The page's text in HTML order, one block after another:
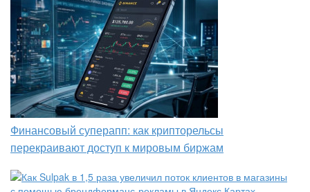
Финансовый суперапп: как крипторельсы
перекраивают доступ к мировым биржам